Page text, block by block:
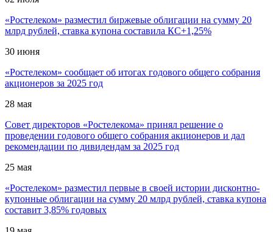
«Ростелеком» разместил биржевые облигации на сумму 20
млрд рублей, ставка купона составила КС+1,25%
30 июня
«Ростелеком» сообщает об итогах годового общего собрания
акционеров за 2025 год
28 мая
Совет директоров «Ростелекома» принял решение о
проведении годового общего собрания акционеров и дал
рекомендации по дивидендам за 2025 год
25 мая
«Ростелеком» разместил первые в своей истории дисконтно-
купонные облигации на сумму 20 млрд рублей, ставка купона
составит 3,85% годовых